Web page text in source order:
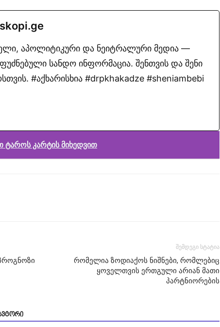
აპოლიტიკური და ნეიტრალური მედია —
სანდო ინფორმაცია. შენთვის და შენი
#აქხარისხია #drpkhakadze #sheniambebi
კარტის მიხედვით
შემდეგი სტატია
რომელია ზოდიაქოს ნიშნები, რომლებიც
ყოველთვის ერთგული არიან მათი
პარტნიორების